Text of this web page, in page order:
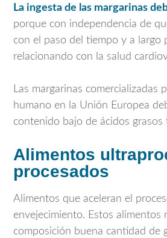
La ingesta de las margarinas
porque con independencia de
con el paso del tiempo y a largo
relacionando con la salud
Las margarinas comercializadas
humano en la Unión Europea
contenido bajo de ácidos grasos
Alimentos
procesados
Alimentos que aceleran el
envejecimiento. Estos alimentos
composición buena cantidad de